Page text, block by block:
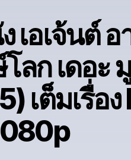
เอเจ้นต์
ลก เดอะ
เต็มเรื่อ